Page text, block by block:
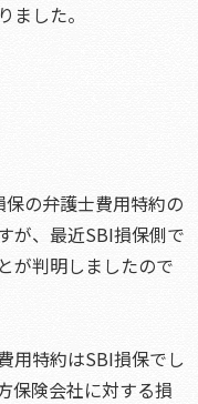
した。
の弁護士費用特約の
が、最近SBI損保側で
が判明しましたので
用特約はSBI損保でし
保険会社に対する損